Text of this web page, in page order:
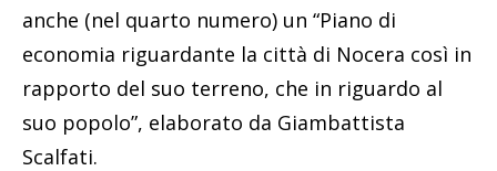
anche (nel quarto numero) un “Piano di
economia riguardante la città di Nocera così in
rapporto del suo terreno, che in riguardo al
suo popolo”, elaborato da Giambattista
Scalfati.